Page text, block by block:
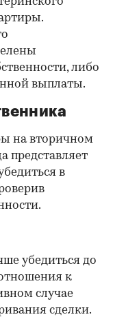
либо
выплаты.
на вторичном
представляет
в
убедиться до
к
случае
сделки.